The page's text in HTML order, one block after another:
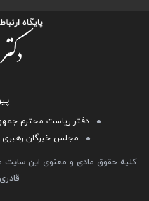
دفتر ریاست محترم
مجلس خبرگان رهبری
کلیه حقوق مادی و معنوی این سایت